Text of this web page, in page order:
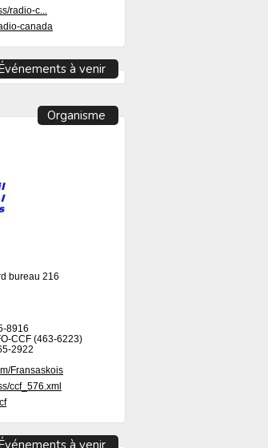
radio-c...
canada
à venir
Organisme
bureau 216
8916
CCF (463-6223)
2922
Fransaskois
ccf_576.xml
à venir